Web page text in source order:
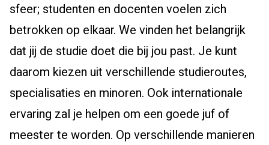
sfeer; studenten en docenten voelen zich
betrokken op elkaar. We vinden het belangrijk
dat jij de studie doet die bij jou past. Je kunt
daarom kiezen uit verschillende studieroutes,
specialisaties en minoren. Ook internationale
ervaring zal je helpen om een goede juf of
meester te worden. Op verschillende manieren